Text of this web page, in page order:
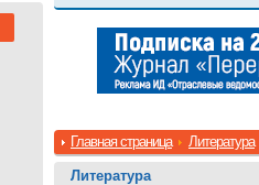
Главная страница Литература
Литература